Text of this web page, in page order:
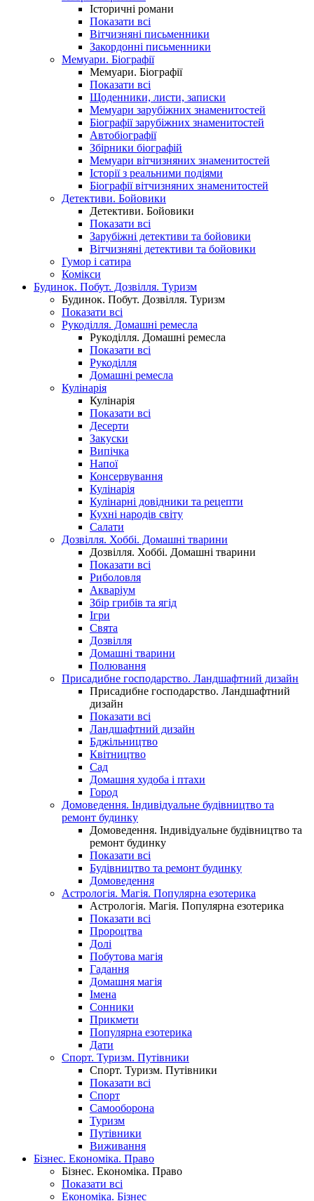
Історичні романи
Показати всі
Вітчизняні письменники
Закордонні письменники
Мемуари. Біографії
Мемуари. Біографії
Показати всі
Щоденники, листи, записки
Мемуари зарубіжних знаменитостей
Біографії зарубіжних знаменитостей
Автобіографії
Збірники біографій
Мемуари вітчизняних знаменитостей
Історії з реальними подіями
Біографії вітчизняних знаменитостей
Детективи. Бойовики
Детективи. Бойовики
Показати всі
Зарубіжні детективи та бойовики
Вітчизняні детективи та бойовики
Гумор і сатира
Комікси
Будинок. Побут. Дозвілля. Туризм
Будинок. Побут. Дозвілля. Туризм
Показати всі
Рукоділля. Домашні ремесла
Рукоділля. Домашні ремесла
Показати всі
Рукоділля
Домашні ремесла
Кулінарія
Кулінарія
Показати всі
Десерти
Закуски
Випічка
Напої
Консервування
Кулінарія
Кулінарні довідники та рецепти
Кухні народів світу
Салати
Дозвілля. Хоббі. Домашні тварини
Дозвілля. Хоббі. Домашні тварини
Показати всі
Риболовля
Акваріум
Збір грибів та ягід
Ігри
Свята
Дозвілля
Домашні тварини
Полювання
Присадибне господарство. Ландшафтний дизайн
Присадибне господарство. Ландшафтний
дизайн
Показати всі
Ландшафтний дизайн
Бджільництво
Квітництво
Сад
Домашня худоба і птахи
Город
Домоведення. Індивідуальне будівництво та
ремонт будинку
Домоведення. Індивідуальне будівництво та
ремонт будинку
Показати всі
Будівництво та ремонт будинку
Домоведення
Астрологія. Магія. Популярна езотерика
Астрологія. Магія. Популярна езотерика
Показати всі
Пророцтва
Долі
Побутова магія
Гадання
Домашня магія
Імена
Сонники
Прикмети
Популярна езотерика
Дати
Спорт. Туризм. Путівники
Спорт. Туризм. Путівники
Показати всі
Спорт
Самооборона
Туризм
Путівники
Виживання
Бізнес. Економіка. Право
Бізнес. Економіка. Право
Показати всі
Економіка. Бізнес